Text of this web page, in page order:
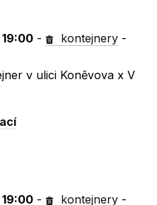
- kontejnery -
v ulici Koněvova x V
- kontejnery -